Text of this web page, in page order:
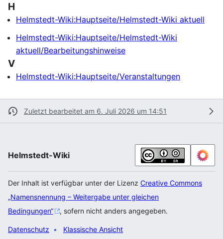
H
Helmstedt-Wiki:Hauptseite/Helmstedt-Wiki aktuell
Helmstedt-Wiki:Hauptseite/Helmstedt-Wiki
aktuell/Bearbeitungshinweise
V
Helmstedt-Wiki:Hauptseite/Veranstaltungen
Zuletzt bearbeitet am 6. Juli 2026 um 14:51
Helmstedt-Wiki
Der Inhalt ist verfügbar unter der Lizenz Creative Commons
„Namensnennung – Weitergabe unter gleichen
Bedingungen“
, sofern nicht anders angegeben.
Datenschutz Klassische Ansicht